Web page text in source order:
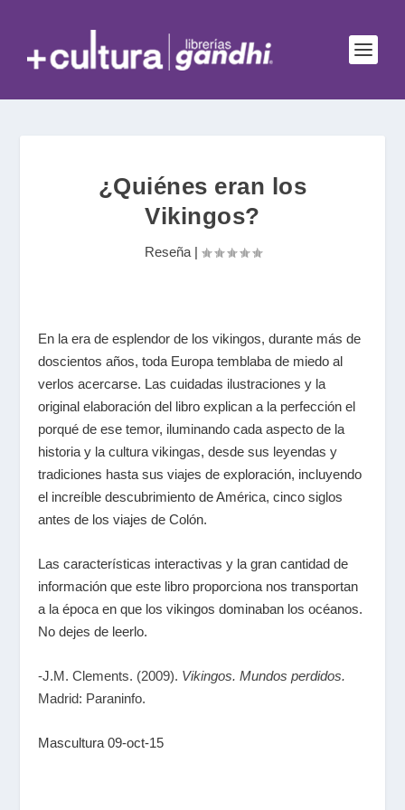
¿Quiénes eran los
Vikingos?
Reseña|
En la era de esplendor de los vikingos, durante más de
doscientos años, toda Europa temblaba de miedo al
verlos acercarse. Las cuidadas ilustraciones y la
original elaboración del libro explican a la perfección el
porqué de ese temor, iluminando cada aspecto de la
historia y la cultura vikingas, desde sus leyendas y
tradiciones hasta sus viajes de exploración, incluyendo
el increíble descubrimiento de América, cinco siglos
antes de los viajes de Colón.
Las características interactivas y la gran cantidad de
información que este libro proporciona nos transportan
a la época en que los vikingos dominaban los océanos.
No dejes de leerlo.
-J.M. Clements. (2009). Vikingos. Mundos perdidos.
Madrid: Paraninfo.
Mascultura 09-oct-15